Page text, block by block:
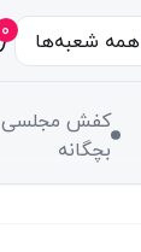
همه شعبه‌ها ۰
کفش مجلسی
بچگانه